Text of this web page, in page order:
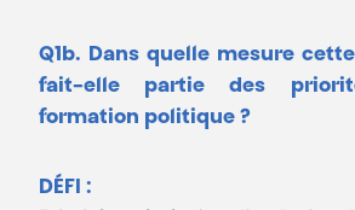
Q1b. Dans quelle mesure
fait-elle partie des
formation politique ?
DÉFI :